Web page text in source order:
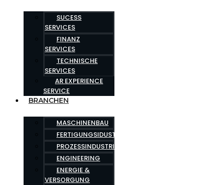
SUCESS
SERVICES
FINANZ
SERVICES
TECHNISCHE
SERVICES
AR EXPERIENCE
SERVICE
BRANCHEN
MASCHINENBAU
FERTIGUNGSIDUSTRIE
PROZESSINDUSTRIE
ENGINEERING
ENERGIE &
VERSORGUNG